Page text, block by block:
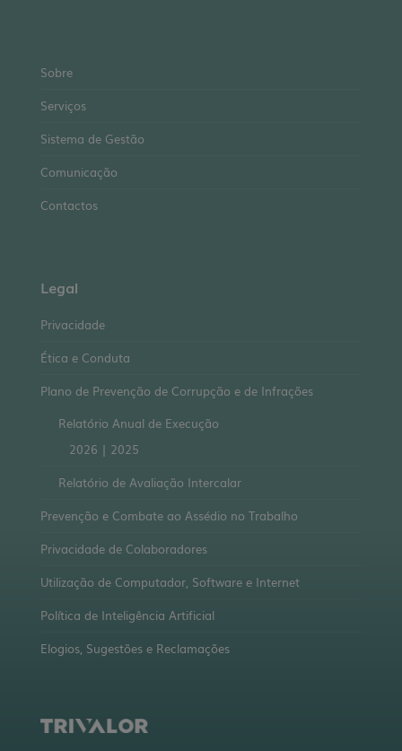
Sobre
Serviços
Sistema de Gestão
Comunicação
Contactos
Legal
Privacidade
Ética e Conduta
Plano de Prevenção de Corrupção e de Infrações
Relatório Anual de Execução
2026 | 2025
Relatório de Avaliação Intercalar
Prevenção e Combate ao Assédio no Trabalho
Privacidade de Colaboradores
Utilização de Computador, Software e Internet
Política de Inteligência Artificial
Elogios, Sugestões e Reclamações